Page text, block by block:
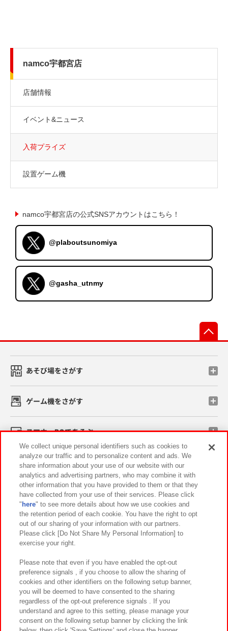
namco宇都宮店
店舗情報
イベント&ニュース
入荷プライズ
設置ゲーム機
namco宇都宮店の公式SNSアカウントはこちら！
@plaboutsunomiya
@gasha_utnmy
あそび場をさがす
ゲーム機をさがす
スマホ・PCであそぶ
イベント・キャンペーン
関連会社 サステナビリティ サイトポリシー
プライバシーポリシー ウェブアクセシビリティ方針と検証結果
お取引先さまとともに
カスタマーハラスメント対応方針 よくあるご質問・お問い合わせ
We collect unique personal identifiers such as cookies to
analyze our traffic and to personalize content and ads. We
share information about your use of our website with our
analytics and advertising partners, who may combine it with
other information that you have provided to them or that they
have collected from your use of their services. Please click
" here" to see more details about how we use cookies and
the retention period of each cookie. You have the right to opt
out of our sharing of your information with our partners.
Please click [Do Not Share My Personal Information] to
exercise your right.
Please note that even if you have enabled the opt-out
preference signals , if you choose to allow the sharing of
cookies and other identifiers on the following setup banner,
you will be deemed to have consented to the sharing
regardless of the opt-out preference signals . If you
understand and agree to this setting, please manage your
consent on the following setup banner by clicking the link